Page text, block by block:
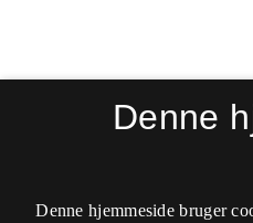
Denne
Denne hjemmeside bruger